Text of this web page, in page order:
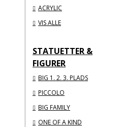
ACRYLIC
VIS ALLE
STATUETTER &
FIGURER
BIG 1. 2. 3. PLADS
PICCOLO
BIG FAMILY
ONE OF A KIND